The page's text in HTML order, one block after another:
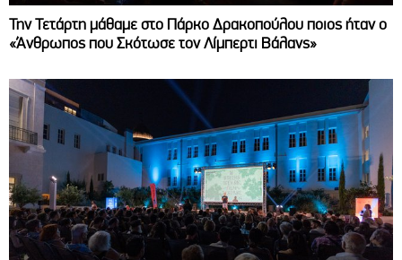
Την Τετάρτη μάθαμε στο Πάρκο Δρακοπούλου ποιος ήταν ο
«Άνθρωπος που Σκότωσε τον Λίμπερτι Βάλανς»